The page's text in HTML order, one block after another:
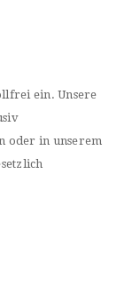
ein. Unsere
oder in unserem